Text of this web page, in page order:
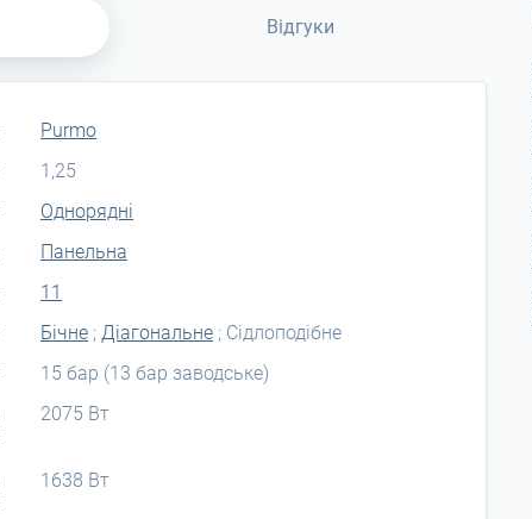
Відгуки
Purmo
1,25
Однорядні
Панельна
11
Бічне ; Діагональне ; Сідлоподібне
15 бар (13 бар заводське)
2075 Вт
1638 Вт